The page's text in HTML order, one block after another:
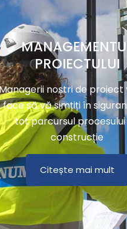
PROIECTULUI
noștri de proiect
face să vă simțiți în
tot parcursul
construcție
Citește mai mult